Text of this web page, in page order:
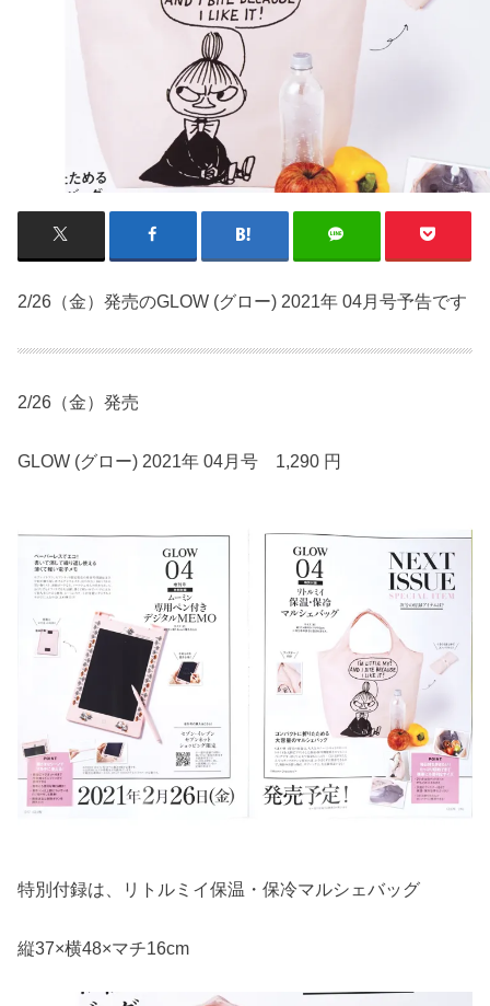
2/26（金）発売のGLOW (グロー) 2021年 04月号予告です
2/26（金）発売
GLOW (グロー) 2021年 04月号 1,290 円
特別付録は、リトルミイ保温・保冷マルシェバッグ
縦37×横48×マチ16cm